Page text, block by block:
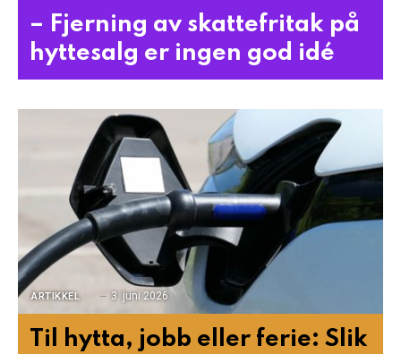
– Fjerning av skattefritak på
hyttesalg er ingen god idé
ARTIKKEL 3. juni 2026
Til hytta, jobb eller ferie: Slik